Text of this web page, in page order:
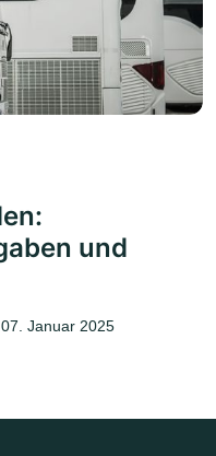
und
07. Januar 2025